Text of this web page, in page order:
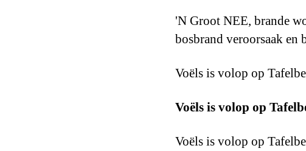
'N Groot NEE, brande
bosbrand veroorsaak en
Voëls is volop op
Voëls is volop op
Voëls is volop op